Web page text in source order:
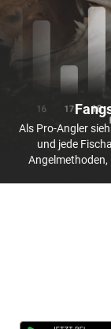
Als Pro-Angler
und jede
Angelmethoden,